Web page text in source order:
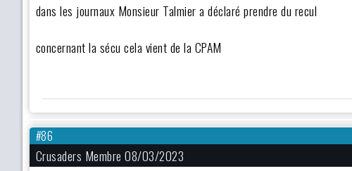
dans les journaux Monsieur Talmier a déclaré prendre du recul
concernant la sécu cela vient de la CPAM
#86
Crusaders Membre 08/03/2023